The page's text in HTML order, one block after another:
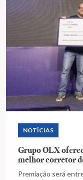
NOTÍCIAS
Grupo OLX
melhor corretor
Premiação será